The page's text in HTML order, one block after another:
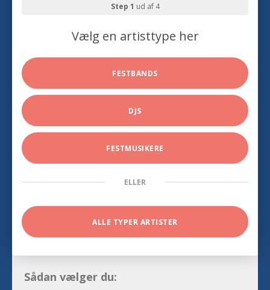
Step 1 ud af 4
Vælg en artisttype her
FESTBANDS
DJS
FESTMUSIKERE
ELLER
ALLE TYPER ARTISTER
Sådan vælger du: